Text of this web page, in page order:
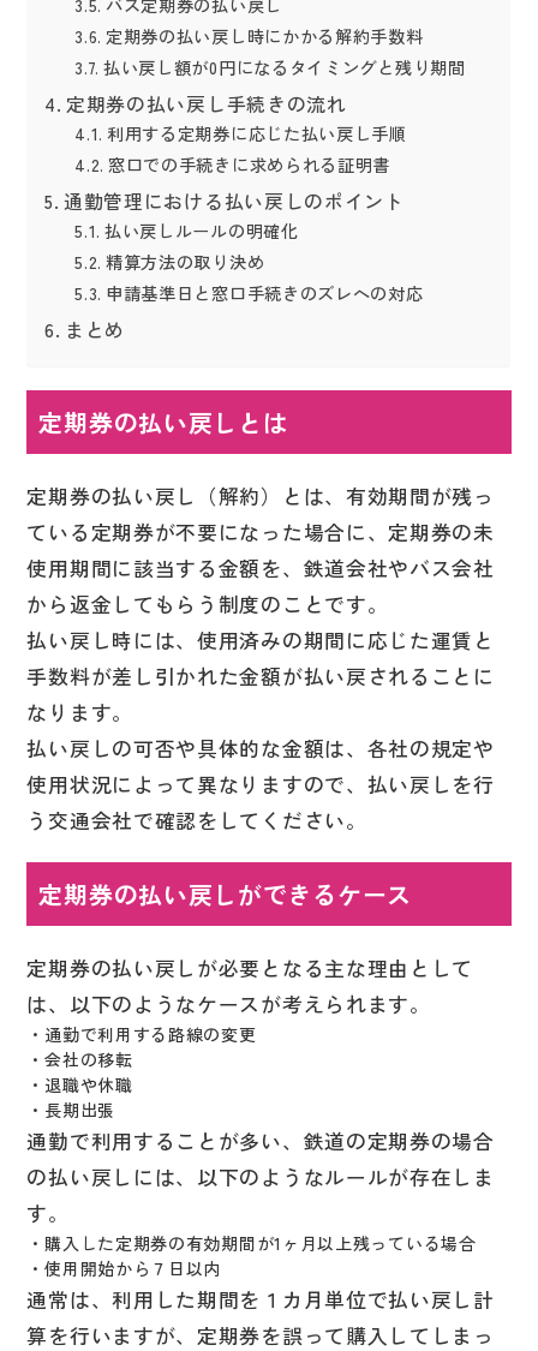
定期券の払い戻し時にかかる解約手数料
払い戻し額が0円になるタイミングと残り期間
定期券の払い戻し手続きの流れ
利用する定期券に応じた払い戻し手順
窓口での手続きに求められる証明書
通勤管理における払い戻しのポイント
払い戻しルールの明確化
精算方法の取り決め
申請基準日と窓口手続きのズレへの対応
まとめ
定期券の払い戻しとは
定期券の払い戻し（解約）とは、有効期間が残っ
ている定期券が不要になった場合に、定期券の未
使用期間に該当する金額を、鉄道会社やバス会社
から返金してもらう制度のことです。
払い戻し時には、使用済みの期間に応じた運賃と
手数料が差し引かれた金額が払い戻されることに
なります。
払い戻しの可否や具体的な金額は、各社の規定や
使用状況によって異なりますので、払い戻しを行
う交通会社で確認をしてください。
定期券の払い戻しができるケース
定期券の払い戻しが必要となる主な理由として
は、以下のようなケースが考えられます。
・通勤で利用する路線の変更
・会社の移転
・退職や休職
・長期出張
通勤で利用することが多い、鉄道の定期券の場合
の払い戻しには、以下のようなルールが存在しま
す。
・購入した定期券の有効期間が1ヶ月以上残っている場合
・使用開始から７日以内
通常は、利用した期間を１カ月単位で払い戻し計
算を行いますが、定期券を誤って購入してしまっ